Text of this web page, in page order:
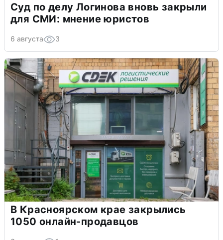
Суд по делу Логинова вновь закрыли
для СМИ: мнение юристов
6 августа 3
В Красноярском крае закрылись
1050 онлайн-продавцов